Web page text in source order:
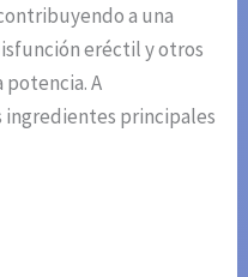
a una
eréctil y otros
potencia. A
ingredientes principales